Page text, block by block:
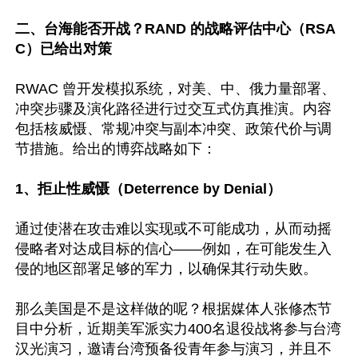
二、台海能否开战？RAND 的战略评估中心（RSA
C）已给出对策
RWAC 曾开发模拟系统，对美、中、俄力量部署、
冲突步骤及演化路径进行过交互式仿真推演。内容
包括核威慑、常规冲突与副本冲突、政策代价与调
节措施。给出的博弈战略如下：
1、拒止性威慑（Deterrence by Denial）
通过使潜在攻击难以实现或不可能成功，从而动摇
侵略者对达成目标的信心——例如，在可能发生入
侵的地区部署足够的军力，以确保其行动失败。
那么美国是不是这样做的呢？根据媒体人张修杰节
目中分析，近期美军派实力400名退役战将参与台湾
汉光演习，邀请台湾预备役青年参与演习，并且不